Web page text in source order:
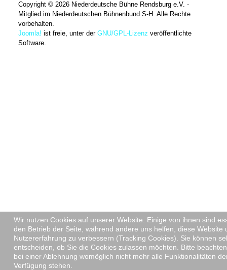
Copyright © 2026 Niederdeutsche Bühne Rendsburg e.V. -
Mitglied im Niederdeutschen Bühnenbund S-H. Alle Rechte
vorbehalten.
Joomla! ist freie, unter derGNU/GPL-Lizenz veröffentlichte
Software.
Wir nutzen Cookies auf unserer Website. Einige von ihnen sind
den Betrieb der Seite, während andere uns helfen, diese Website
Nutzererfahrung zu verbessern (Tracking Cookies). Sie können
entscheiden, ob Sie die Cookies zulassen möchten. Bitte
bei einer Ablehnung womöglich nicht mehr alle Funktionalitäten
Verfügung stehen.